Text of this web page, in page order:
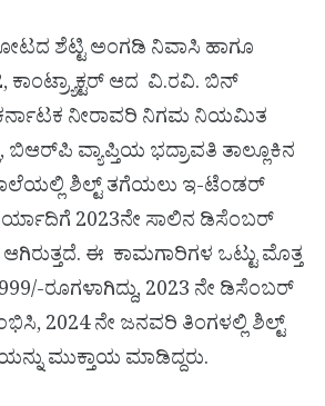
ಶೆಟ್ಟಿ ಅಂಗಡಿ ನಿವಾಸಿ ಹಾಗೂ
ಕಾಂಟ್ರ್ಯಾಕ್ಟರ್ ಆದ ವಿ.ರವಿ. ಬಿನ್
ನೀರಾವರಿ ನಿಗಮ ನಿಯಮಿತ
ಬಿಆರ್‌ಪಿ ವ್ಯಾಪ್ತಿಯ ಭದ್ರಾವತಿ ತಾಲ್ಲೂಕಿನ
ಶಿಲ್ಟ್ ತಗೆಯಲು ಇ-ಟೆಂಡರ್
2023ನೇ ಸಾಲಿನ ಡಿಸೆಂಬರ್
ಈ ಕಾಮಗಾರಿಗಳ ಒಟ್ಟು ಮೊತ್ತ
ರೂಗಳಾಗಿದ್ದು, 2023 ನೇ ಡಿಸೆಂಬರ್
2024 ನೇ ಜನವರಿ ತಿಂಗಳಲ್ಲಿ ಶಿಲ್ಟ್
ಮುಕ್ತಾಯ ಮಾಡಿದ್ದರು.